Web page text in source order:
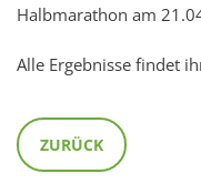
Halbmarathon am
Alle Ergebnisse findet
ZURÜCK